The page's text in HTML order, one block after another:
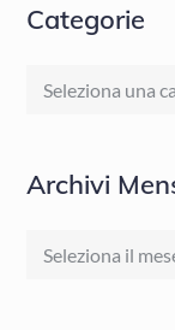
Categorie
Categorie
Archivi
Archivi